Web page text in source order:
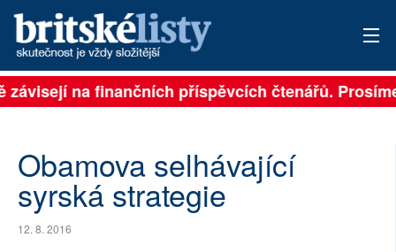
PŘIHLÁSIT
ARCHIV
ROZHOVORY
na finančních příspěvcích čtenářů.
Obamova selhávající
syrská strategie
12. 8. 2016